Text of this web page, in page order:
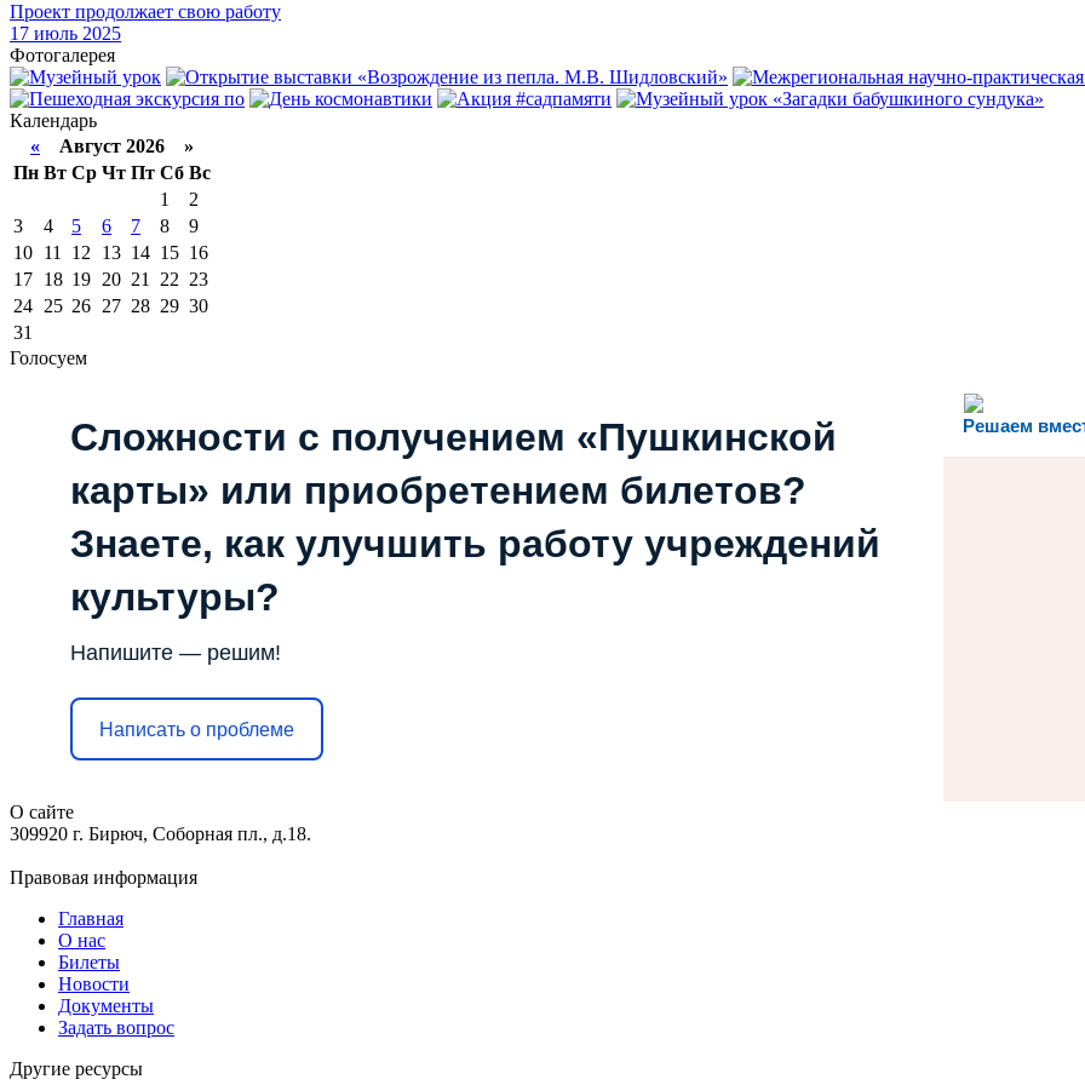
Проект продолжает свою работу
17 июль 2025
Фотогалерея
Календарь
« Август 2026 »
Пн Вт Ср Чт Пт Сб Вс
1
2
3
4 5 6 7 8
9
10 11 12 13 14 15 16
17 18 19 20 21 22 23
24 25 26 27 28 29 30
31
Голосуем
Решаем
Сложности с получением «Пушкинской
карты» или приобретением билетов?
Знаете, как улучшить работу учреждений
культуры?
Напишите — решим!
Написать о проблеме
О сайте
309920 г. Бирюч, Соборная пл., д.18.
Правовая информация
Главная
О нас
Билеты
Новости
Документы
Задать вопрос
Другие ресурсы